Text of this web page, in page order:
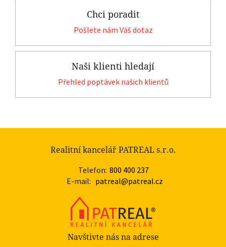
Chci poradit
Pošlete nám Váš dotaz
Naši klienti hledají
Přehled poptávek našich klientů
Realitní kancelář PATREAL s.r.o.
Telefon: 800 400 237
E-mail: patreal@patreal.cz
Navštivte nás na adrese